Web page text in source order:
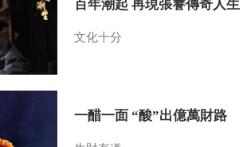
百年潮起 再現張謇傳奇人生
文化十分
一醋一面 “酸”出億萬財路